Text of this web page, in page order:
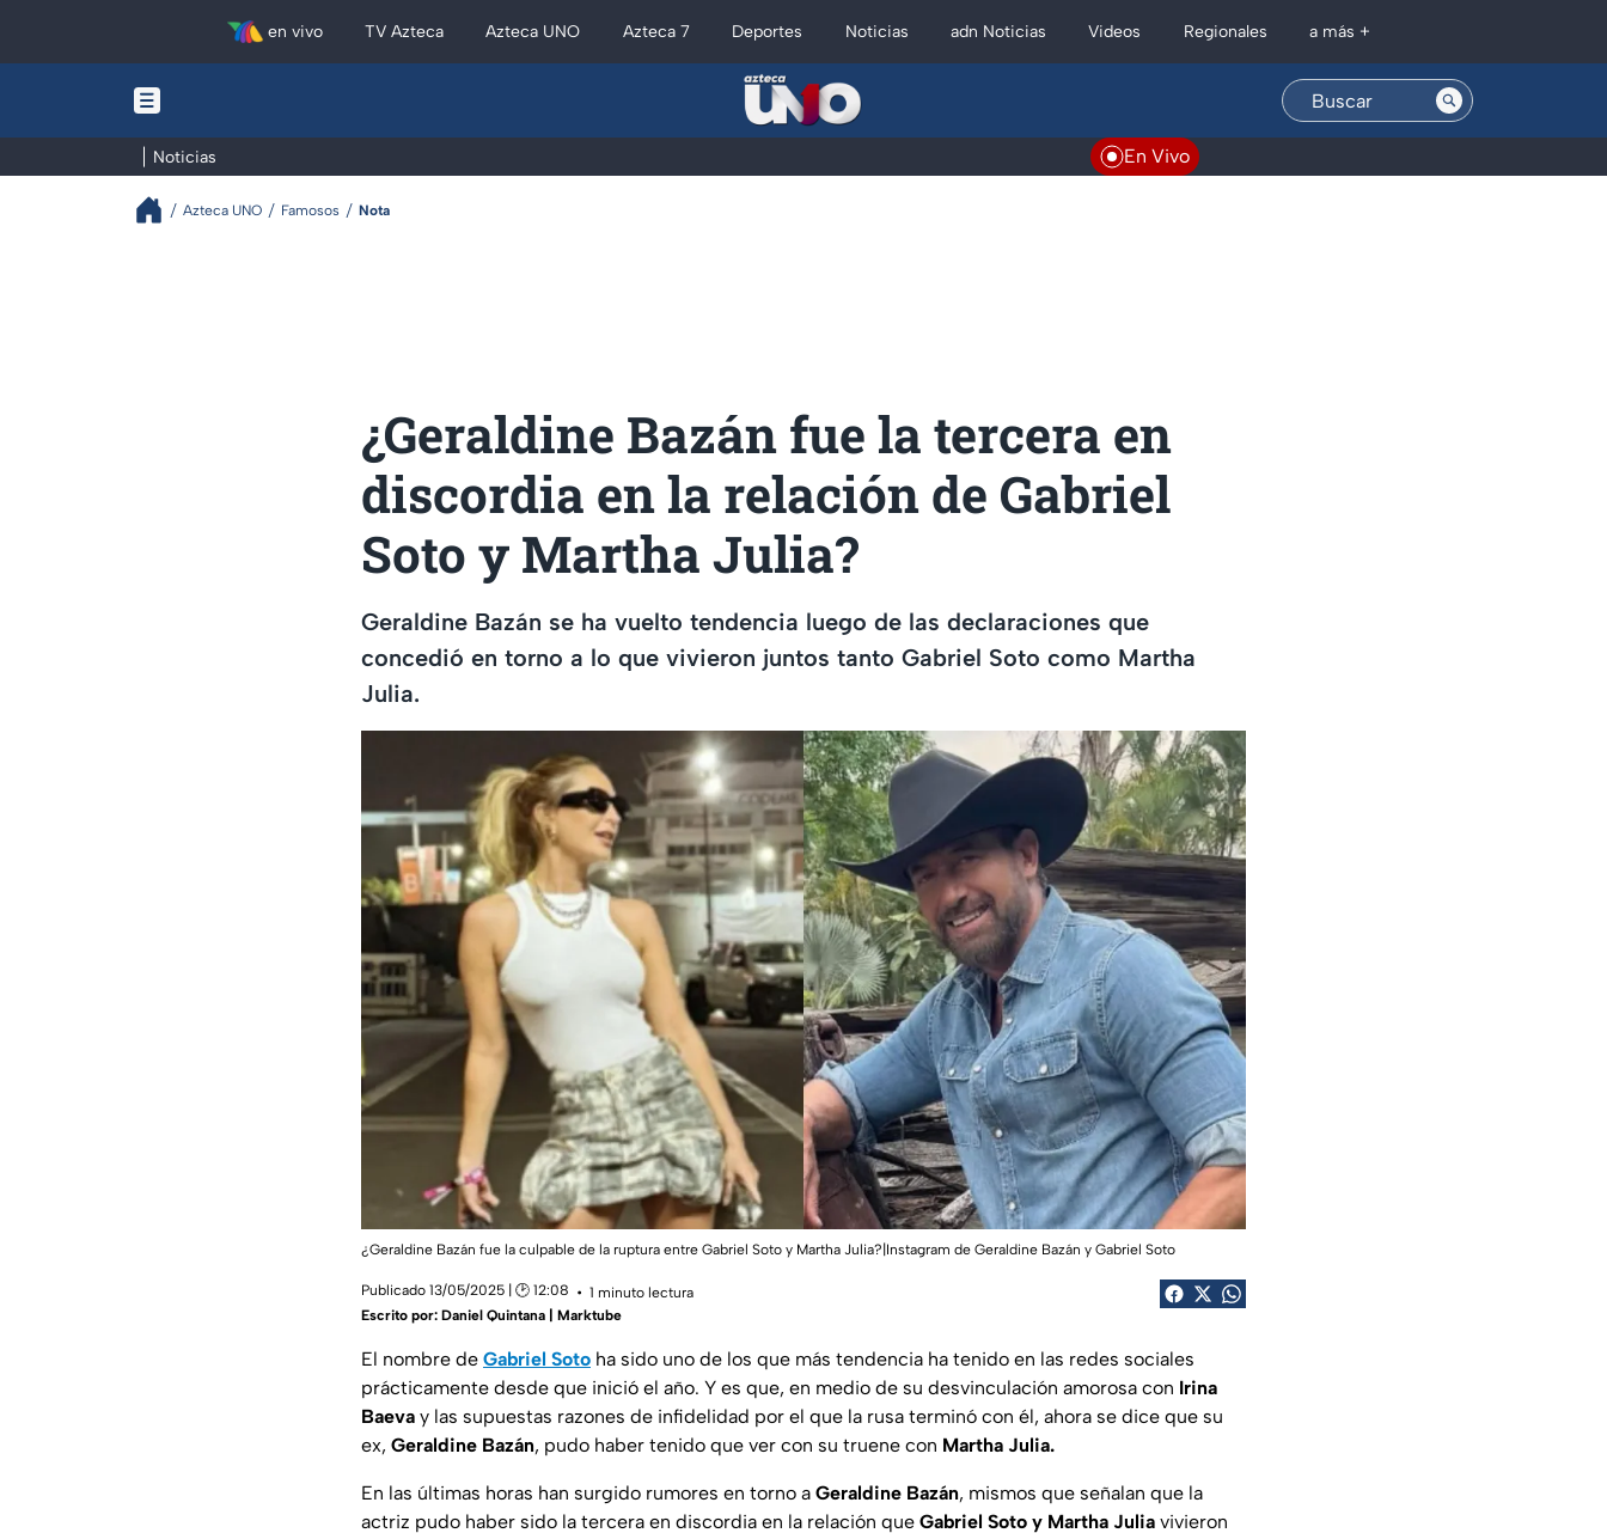
en vivo TV Azteca Azteca UNO Azteca 7 Deportes Noticias adn Noticias Videos Regionales a más +
Noticias En Vivo
Azteca UNO Famosos Nota
¿Geraldine Bazán fue la tercera en
discordia en la relación de Gabriel
Soto y Martha Julia?
Geraldine Bazán se ha vuelto tendencia luego de las declaraciones que
concedió en torno a lo que vivieron juntos tanto Gabriel Soto como Martha
Julia.
¿Geraldine Bazán fue la culpable de la ruptura entre Gabriel Soto y Martha Julia?|Instagram de Geraldine Bazán y Gabriel Soto
Publicado 13/05/2025 | 🕑 12:08
1 minuto lectura
Escrito por: Daniel Quintana | Marktube
El nombre de Gabriel Soto ha sido uno de los que más tendencia ha tenido en las redes sociales
prácticamente desde que inició el año. Y es que, en medio de su desvinculación amorosa con Irina
Baeva y las supuestas razones de infidelidad por el que la rusa terminó con él, ahora se dice que su
ex, Geraldine Bazán, pudo haber tenido que ver con su truene con Martha Julia.
En las últimas horas han surgido rumores en torno a Geraldine Bazán, mismos que señalan que la
actriz pudo haber sido la tercera en discordia en la relación que Gabriel Soto y Martha Julia vivieron